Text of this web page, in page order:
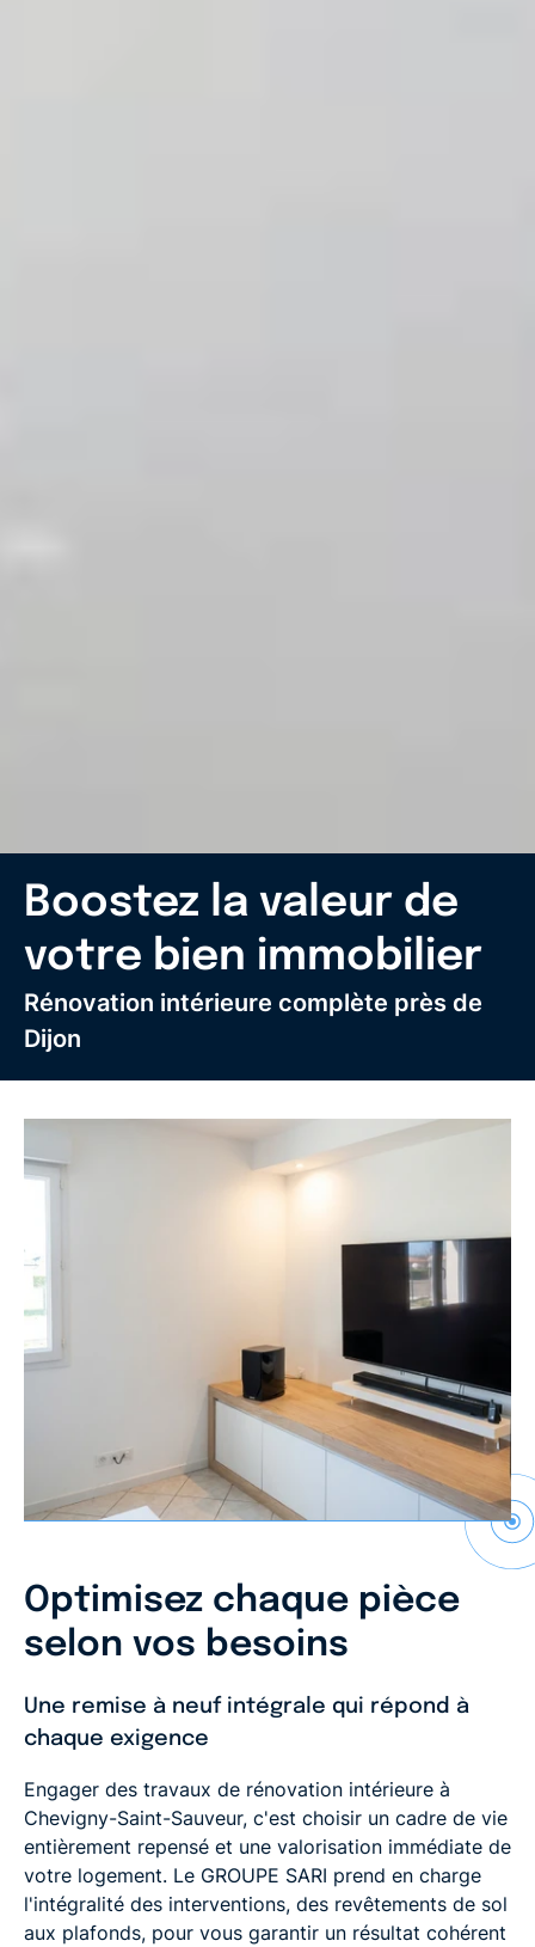
Rénovation intérieure complète près de
Dijon
Boostez la valeur de
votre bien immobilier
Optimisez chaque pièce
selon vos besoins
Une remise à neuf intégrale qui répond à
chaque exigence
Engager des travaux de rénovation intérieure à
Chevigny-Saint-Sauveur, c'est choisir un cadre de vie
entièrement repensé et une valorisation immédiate de
votre logement. Le GROUPE SARI prend en charge
l'intégralité des interventions, des revêtements de sol
aux plafonds, pour vous garantir un résultat cohérent